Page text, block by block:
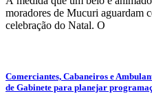
moradores de Mucuri aguardam
celebração do Natal. O
Comerciantes, Cabaneiros e
de Gabinete para planejar